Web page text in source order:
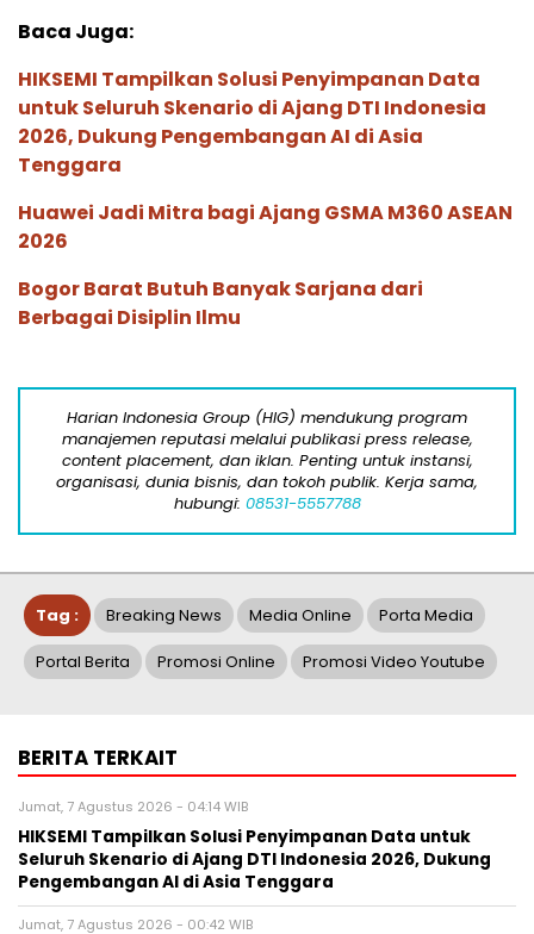
Baca Juga:
HIKSEMI Tampilkan Solusi Penyimpanan Data
untuk Seluruh Skenario di Ajang DTI Indonesia
2026, Dukung Pengembangan AI di Asia
Tenggara
Huawei Jadi Mitra bagi Ajang GSMA M360 ASEAN
2026
Bogor Barat Butuh Banyak Sarjana dari
Berbagai Disiplin Ilmu
Harian Indonesia Group (HIG) mendukung program
manajemen reputasi melalui publikasi press release,
content placement, dan iklan. Penting untuk instansi,
organisasi, dunia bisnis, dan tokoh publik. Kerja sama,
hubungi: 08531-5557788
Tag : Breaking News Media Online Porta Media
Portal Berita Promosi Online Promosi Video Youtube
BERITA TERKAIT
Jumat, 7 Agustus 2026 - 04:14 WIB
HIKSEMI Tampilkan Solusi Penyimpanan Data untuk
Seluruh Skenario di Ajang DTI Indonesia 2026, Dukung
Pengembangan AI di Asia Tenggara
Jumat, 7 Agustus 2026 - 00:42 WIB